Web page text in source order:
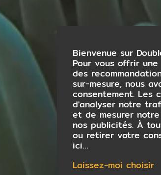
Bienvenue sur
Pour vous offrir
des
sur-mesure, nous
consentement. Les
d'analyser notre
et de mesurer
nos publicités. À
ou retirer votre
ici…
Laissez-moi choisir